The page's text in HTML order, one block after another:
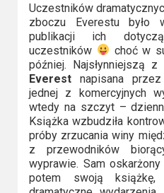
Uczestników
zboczu Everestu
publikacji ich
uczestników
choć w
później. Najsłynniejszą
Everestnapisana
jednej z komercyjnych
wtedy na szczyt –
Książka wzbudziła
próby zrzucania winy
z przewodników
wyprawie. Sam
potem swoją